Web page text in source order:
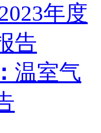
年度
告
温室气